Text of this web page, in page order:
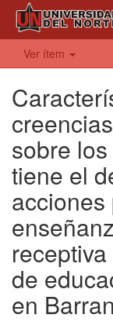
Ver ítem
sobre
tiene el
de
en